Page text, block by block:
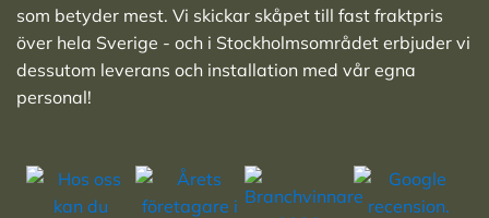
som betyder mest. Vi skickar skåpet till fast fraktpris
över hela Sverige - och i Stockholmsområdet erbjuder vi
dessutom leverans och installation med vår egna
personal!